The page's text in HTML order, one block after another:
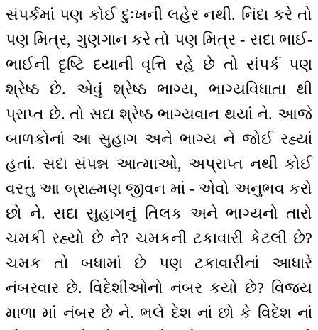
સંપર્કમાં પણ કોઈ દુઃખની લહેર નથી. નિંદા કરે તો
પણ મિત્ર, ગુણગાન કરે તો પણ મિત્ર - સદા ભાઈ-
ભાઈની દૃષ્ટિ દયાની વૃત્તિ રહે છે તો સંપર્ક પણ
શ્રેષ્ઠ છે. એવું શ્રેષ્ઠ ભાગ્ય, ભાગ્યવિધાતા થી
પ્રાપ્ત છે. તો સદા શ્રેષ્ઠ ભાગ્યવાન થયાં ને. આજે
બાળકોનાં આ સુહાગ અને ભાગ્ય ને જોઈ રહ્યાં
હતાં. સદા સંપન્ન આત્માઓ, અપ્રાપ્ત નથી કોઈ
વસ્તુ આ બ્રાહ્મણ જીવન માં - એવો અનુભવ કરો
છો ને. સદા સુહાગનું તિલક અને ભાગ્યનો તારો
ચમકી રહ્યો છે ને? ચમકની ટકાવારી કેટલી છે?
ચમક તો બધામાં છે પણ ટકાવારીનાં આધારે
નંબરવાર છે. વિદેશીઓનો નંબર કયો છે? વિજય
માળા માં નંબર છે ને. ભલે દેશ નાં છો કે વિદેશ નાં